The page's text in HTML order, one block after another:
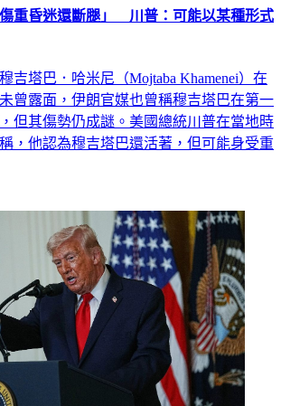
重昏迷還斷腿」 川普：可能以某種形式
吉塔巴．哈米尼（Mojtaba Khamenei）在
曾露面，伊朗官媒也曾稱穆吉塔巴在第一
但其傷勢仍成謎。美國總統川普在當地時
，他認為穆吉塔巴還活著，但可能身受重